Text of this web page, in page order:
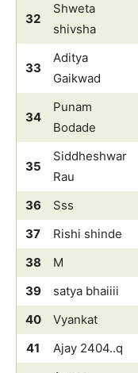
32
Shweta
shivsha
33
Aditya
Gaikwad
34
Punam
Bodade
35
Siddheshwar
Rau
36 Sss
37
Rishi shinde
38
M
39
satya bhaiiii
40
Vyankat
41
Ajay 2404..q